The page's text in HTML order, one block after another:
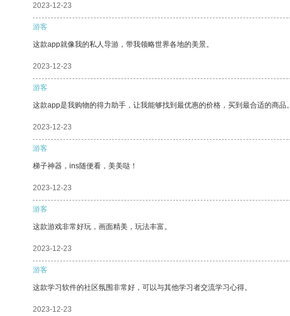
2023-12-23
游客
这款app就像我的私人导游，带我领略世界各地的美景。
2023-12-23
游客
这款app是我购物的得力助手，让我能够找到最优惠的价格，买到最合适的商品。
2023-12-23
游客
梯子神器，ins随便看，美美哒！
2023-12-23
游客
这款游戏非常好玩，画面精美，玩法丰富。
2023-12-23
游客
这款学习软件的社区氛围非常好，可以与其他学习者交流学习心得。
2023-12-23